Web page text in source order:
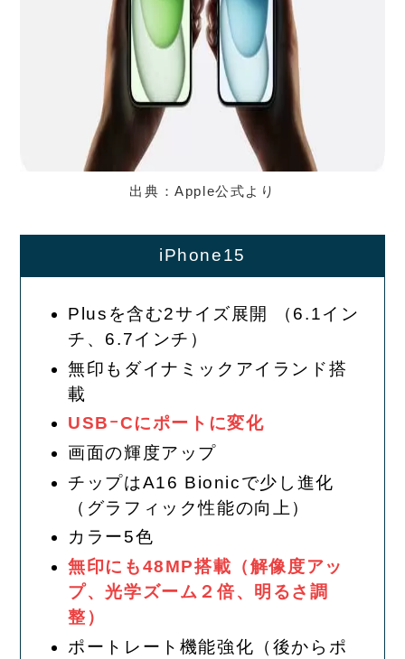
出典：Apple公式より
iPhone15
Plusを含む2サイズ展開 （6.1イン
チ、6.7インチ）
無印もダイナミックアイランド搭
載
USBｰCにポートに変化
画面の輝度アップ
チップはA16 Bionicで少し進化
（グラフィック性能の向上）
カラー5色
無印にも48MP搭載（解像度アッ
プ、光学ズーム２倍、明るさ調
整）
ポートレート機能強化（後からポ